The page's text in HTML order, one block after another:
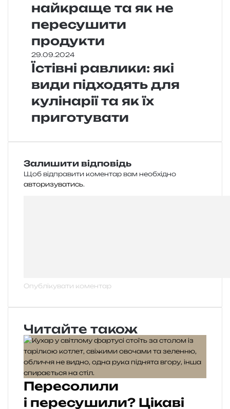
найкраще та як не
пересушити
продукти
29.09.2024
Їстівні равлики: які
види підходять для
кулінарії та як їх
приготувати
Залишити відповідь
Щоб відправити коментар вам необхідно
авторизуватись.
Читайте також
Пересолили
і пересушили? Цікаві